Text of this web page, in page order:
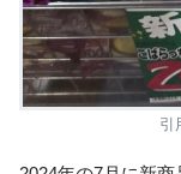
引